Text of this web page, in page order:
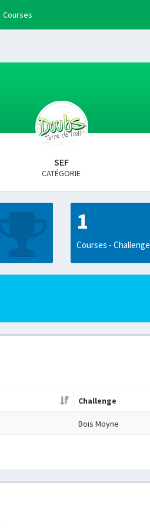
Courses
SEF
CATÉGORIE
1
Courses - Challenge
Challenge
Bois Moyne